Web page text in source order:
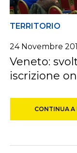
TERRITORIO
24 Novembre
Veneto:
iscrizione
CONTINUA A